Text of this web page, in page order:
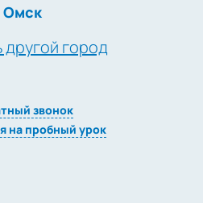
Омск
другой город
звонок
на пробный урок